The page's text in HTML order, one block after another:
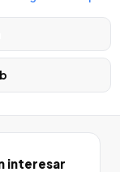
interesar